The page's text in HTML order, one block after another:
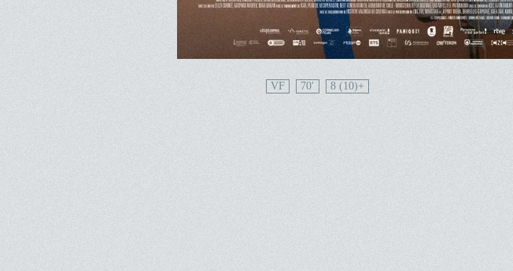
VF 70' 8 (10)